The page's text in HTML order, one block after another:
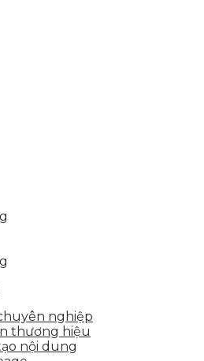
nghiệp
thương hiệu
nội dung